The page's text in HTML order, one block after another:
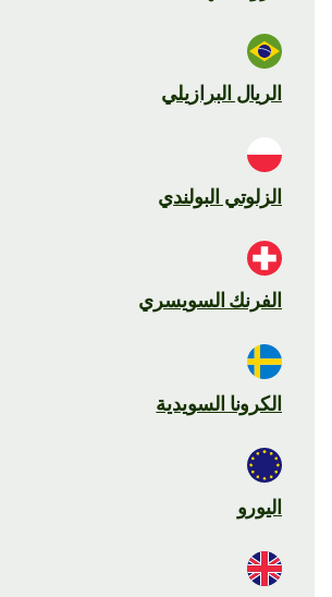
الريال البرازيلي
الزلوتي البولندي
الفرنك السويسري
الكرونا السويدية
اليورو